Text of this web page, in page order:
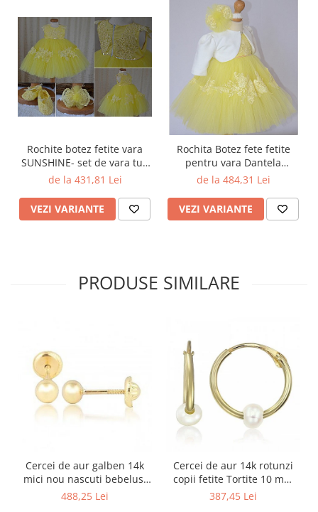
Rochite botez fetite vara
SUNSHINE- set de vara tull
galben si dantela, 3 piese
de la 431,81 Lei
VEZI VARIANTE
Rochita Botez fete fetite
pentru vara Dantela
Galbena si catifea 4 Piese,
de la 484,31 Lei
VEZI VARIANTE
PRODUSE SIMILARE
Cercei de aur galben 14k
mici nou nascuti bebelusi
Bilute 4mm
488,25 Lei
Cercei de aur 14k rotunzi
copii fetite Tortite 10 mm
perluta
387,45 Lei